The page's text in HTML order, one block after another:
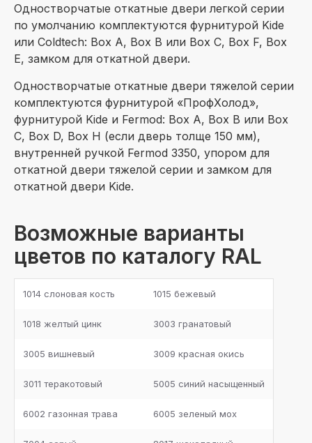
Одностворчатые откатные двери легкой серии
по умолчанию комплектуются фурнитурой Kide
или Coldtech: Box A, Box B или Box C, Box F, Box
E, замком для откатной двери.
Одностворчатые откатные двери тяжелой серии
комплектуются фурнитурой «ПрофХолод»,
фурнитурой Kide и Fermod: Box A, Box B или Box
C, Box D, Box H (если дверь толще 150 мм),
внутренней ручкой Fermod 3350, упором для
откатной двери тяжелой серии и замком для
откатной двери Kide.
Возможные варианты
цветов по каталогу RAL
1014 слоновая кость 1015 бежевый
1018 желтый цинк 3003 гранатовый
3005 вишневый 3009 красная окись
3011 теракотовый 5005 синий насыщенный
6002 газонная трава 6005 зеленый мох